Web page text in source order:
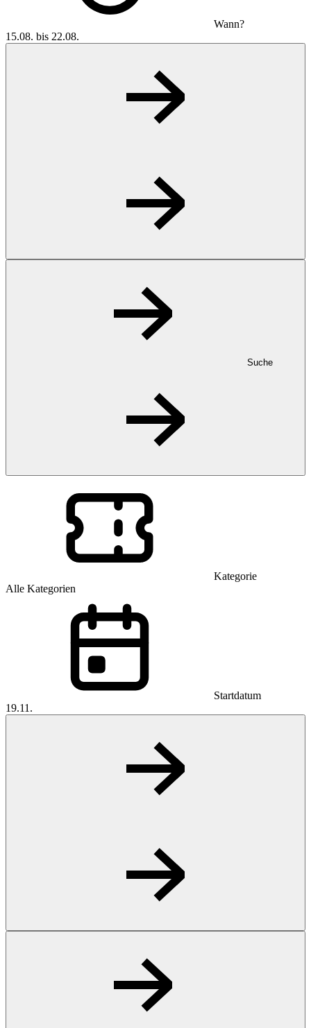
Wann?
15.08. bis 22.08.
Suche
Kategorie
Alle Kategorien
Startdatum
19.11.